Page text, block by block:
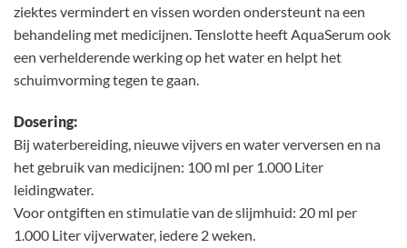
ziektes vermindert en vissen worden ondersteunt na een
behandeling met medicijnen. Tenslotte heeft AquaSerum ook
een verhelderende werking op het water en helpt het
schuimvorming tegen te gaan.
Dosering:
Bij waterbereiding, nieuwe vijvers en water verversen en na
het gebruik van medicijnen: 100 ml per 1.000 Liter
leidingwater.
Voor ontgiften en stimulatie van de slijmhuid: 20 ml per
1.000 Liter vijverwater, iedere 2 weken.